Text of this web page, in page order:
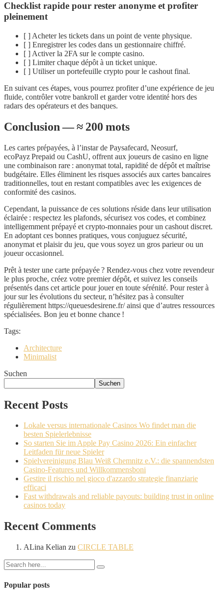
Checklist rapide pour rester anonyme et profiter
pleinement
[ ] Acheter les tickets dans un point de vente physique.
[ ] Enregistrer les codes dans un gestionnaire chiffré.
[ ] Activer la 2FA sur le compte casino.
[ ] Limiter chaque dépôt à un ticket unique.
[ ] Utiliser un portefeuille crypto pour le cashout final.
En suivant ces étapes, vous pourrez profiter d’une expérience de jeu
fluide, contrôler votre bankroll et garder votre identité hors des
radars des opérateurs et des banques.
Conclusion — ≈ 200 mots
Les cartes prépayées, à l’instar de Paysafecard, Neosurf,
ecoPayz Prepaid ou CashU, offrent aux joueurs de casino en ligne
une combinaison rare : anonymat total, rapidité de dépôt et maîtrise
budgétaire. Elles éliminent les risques associés aux cartes bancaires
traditionnelles, tout en restant compatibles avec les exigences de
conformité des casinos.
Cependant, la puissance de ces solutions réside dans leur utilisation
éclairée : respectez les plafonds, sécurisez vos codes, et combinez
intelligemment prépayé et crypto‑monnaies pour un cashout discret.
En adoptant ces bonnes pratiques, vous conjuguez sécurité,
anonymat et plaisir du jeu, que vous soyez un gros parieur ou un
joueur occasionnel.
Prêt à tester une carte prépayée ? Rendez‑vous chez votre revendeur
le plus proche, créez votre premier dépôt, et suivez les conseils
présentés dans cet article pour jouer en toute sérénité. Pour rester à
jour sur les évolutions du secteur, n’hésitez pas à consulter
régulièrement https://queuesdesirene.fr/ ainsi que d’autres ressources
spécialisées. Bon jeu et bonne chance !
Tags:
Architecture
Minimalist
Suchen
Suchen
Recent Posts
Lokale versus internationale Casinos Wo findet man die
besten Spielerlebnisse
So starten Sie im Apple Pay Casino 2026: Ein einfacher
Leitfaden für neue Spieler
Spielvereinigung Blau Weiß Chemnitz e.V.: die spannendsten
Casino-Features und Willkommensboni
Gestire il rischio nel gioco d'azzardo strategie finanziarie
efficaci
Fast withdrawals and reliable payouts: building trust in online
casinos today
Recent Comments
ALina Kelian zu CIRCLE TABLE
Popular posts